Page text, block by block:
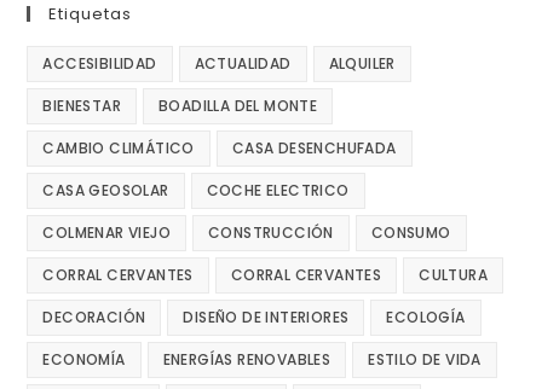
Etiquetas
ACCESIBILIDAD ACTUALIDAD ALQUILER
BIENESTAR BOADILLA DEL MONTE
CAMBIO CLIMÁTICO CASA DESENCHUFADA
CASA GEOSOLAR COCHE ELECTRICO
COLMENAR VIEJO CONSTRUCCIÓN CONSUMO
CORRAL CERVANTES CORRAL CERVANTES CULTURA
DECORACIÓN DISEÑO DE INTERIORES ECOLOGÍA
ECONOMÍA ENERGÍAS RENOVABLES ESTILO DE VIDA